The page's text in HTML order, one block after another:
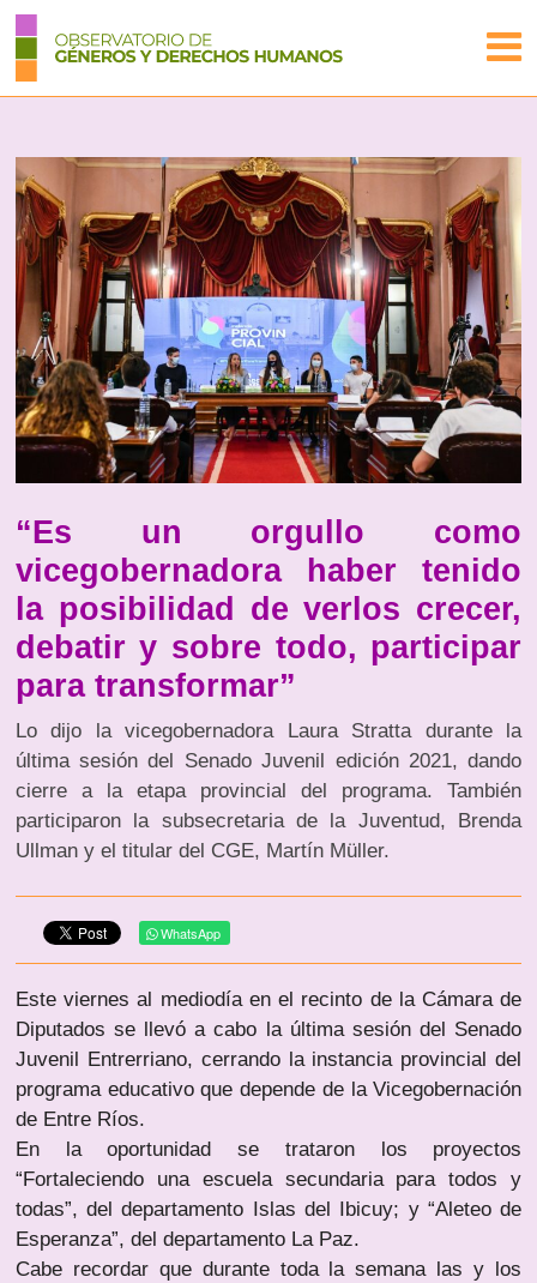
“Es un orgullo como
vicegobernadora haber tenido
la posibilidad de verlos crecer,
debatir y sobre todo, participar
para transformar”
Lo dijo la vicegobernadora Laura Stratta durante la
última sesión del Senado Juvenil edición 2021, dando
cierre a la etapa provincial del programa. También
participaron la subsecretaria de la Juventud, Brenda
Ullman y el titular del CGE, Martín Müller.
WhatsApp
Este viernes al mediodía en el recinto de la Cámara de
Diputados se llevó a cabo la última sesión del Senado
Juvenil Entrerriano, cerrando la instancia provincial del
programa educativo que depende de la Vicegobernación
de Entre Ríos.
En la oportunidad se trataron los proyectos
“Fortaleciendo una escuela secundaria para todos y
todas”, del departamento Islas del Ibicuy; y “Aleteo de
Esperanza”, del departamento La Paz.
Cabe recordar que durante toda la semana las y los